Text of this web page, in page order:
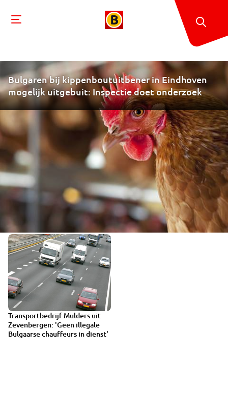
Bulgaren bij kippenboutuitbener in Eindhoven
mogelijk uitgebuit: Inspectie doet onderzoek
Transportbedrijf Mulders uit
Zevenbergen: 'Geen illegale
Bulgaarse chauffeurs in dienst'